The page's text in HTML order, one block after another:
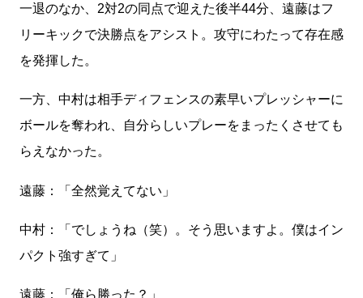
一退のなか、2対2の同点で迎えた後半44分、遠藤はフ
リーキックで決勝点をアシスト。攻守にわたって存在感
を発揮した。
一方、中村は相手ディフェンスの素早いプレッシャーに
ボールを奪われ、自分らしいプレーをまったくさせても
らえなかった。
遠藤：「全然覚えてない」
中村：「でしょうね（笑）。そう思いますよ。僕はイン
パクト強すぎて」
遠藤：「俺ら勝った？」